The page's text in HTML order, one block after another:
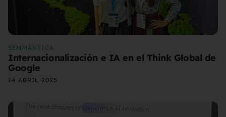
SEMMÁNTICA
Internacionalización e IA en el Think Global de
Google
14 ABRIL 2025